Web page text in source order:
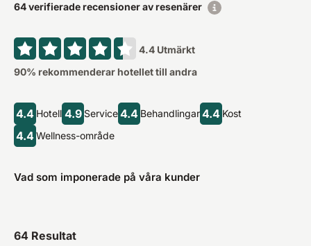
64 verifierade recensioner av resenärer
4.4 Utmärkt
90% rekommenderar hotellet till andra
4.4 Hotell 4.9 Service4.4 Behandlingar4.4 Kost
4.4Wellness-område
Vad som imponerade på våra kunder
64 Resultat